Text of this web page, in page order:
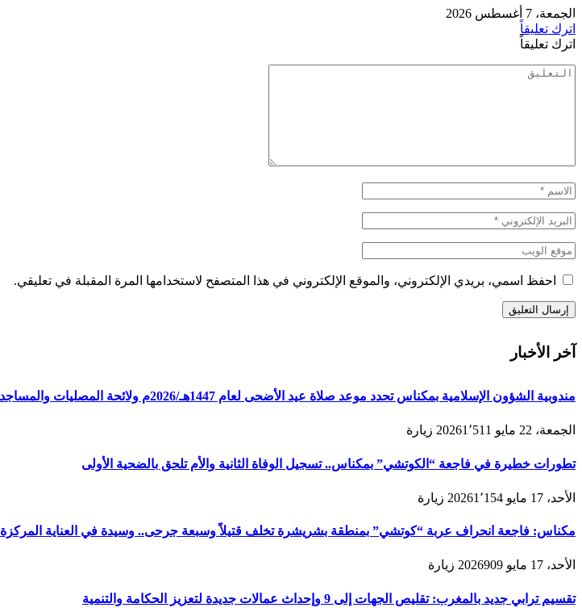
الجمعة، 7 أغسطس 2026
اترك تعليقاً
اترك تعليقاً
احفظ اسمي، بريدي الإلكتروني، والموقع الإلكتروني في هذا المتصفح لاستخدامها المرة المقبلة في تعليقي.
آخر الأخبار
مندوبية الشؤون الإسلامية بمكناس تحدد موعد صلاة عيد الأضحى لعام 1447هـ/2026م ولائحة المصليات والمساجد الجامعة
الجمعة، 22 مايو 2026 1٬511 زيارة
تطورات خطيرة في فاجعة “الكوتشي” بمكناس.. تسجيل الوفاة الثانية والأم تلحق بالضحية الأولى
الأحد، 17 مايو 2026 1٬154 زيارة
مكناس: فاجعة انحراف عربة “كوتشي” بمنطقة بشريشرة تخلف قتيلاً وسبعة جرحى.. وسيدة في العناية المركزة
الأحد، 17 مايو 2026 909 زيارة
تقسيم ترابي جديد بالمغرب: تقليص الجهات إلى 9 وإحداث عمالات جديدة لتعزيز الحكامة والتنمية